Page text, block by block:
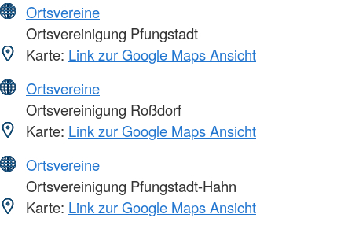
Ortsvereine
Ortsvereinigung Pfungstadt
Karte: Link zur Google Maps Ansicht
Ortsvereine
Ortsvereinigung Roßdorf
Karte: Link zur Google Maps Ansicht
Ortsvereine
Ortsvereinigung Pfungstadt-Hahn
Karte: Link zur Google Maps Ansicht